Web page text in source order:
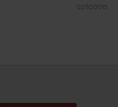
02/10/2015